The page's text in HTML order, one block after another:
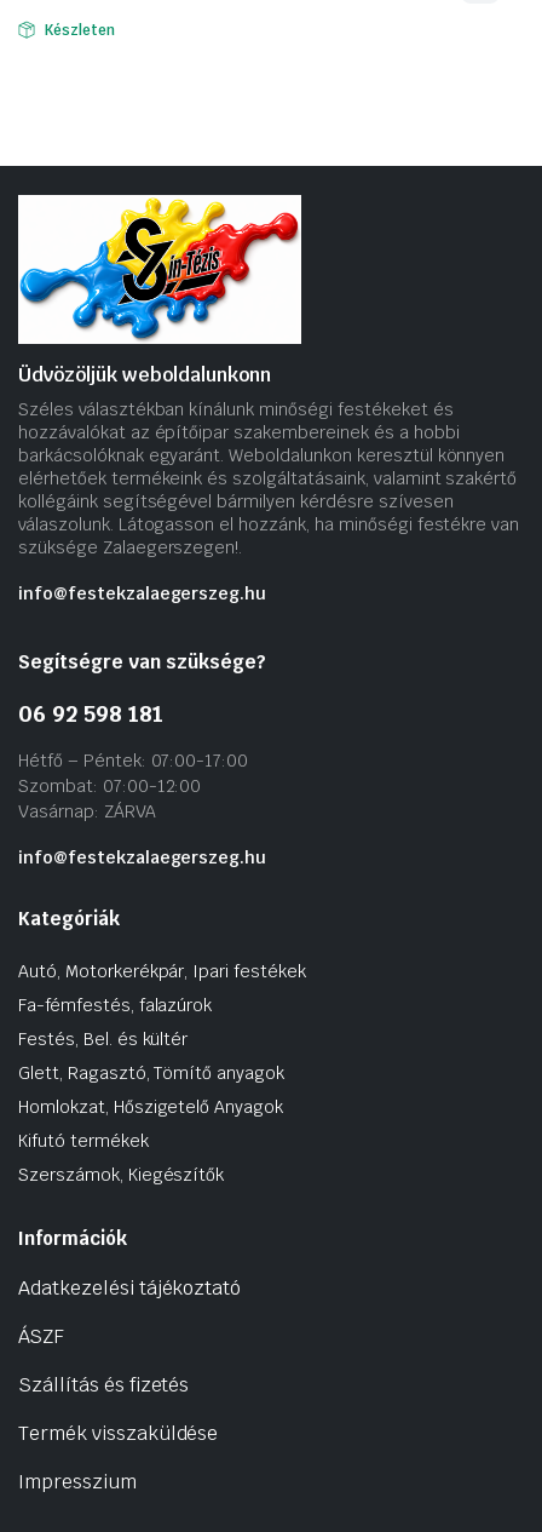
Készleten
Üdvözöljük weboldalunkonn
Széles választékban kínálunk minőségi festékeket és
hozzávalókat az építőipar szakembereinek és a hobbi
barkácsolóknak egyaránt. Weboldalunkon keresztül könnyen
elérhetőek termékeink és szolgáltatásaink, valamint szakértő
kollégáink segítségével bármilyen kérdésre szívesen
válaszolunk. Látogasson el hozzánk, ha minőségi festékre van
szüksége Zalaegerszegen!.
info@festekzalaegerszeg.hu
Segítségre van szüksége?
06 92 598 181
Hétfő – Péntek: 07:00-17:00
Szombat: 07:00-12:00
Vasárnap: ZÁRVA
info@festekzalaegerszeg.hu
Kategóriák
Autó, Motorkerékpár, Ipari festékek
Fa-fémfestés, falazúrok
Festés, Bel. és kültér
Glett, Ragasztó, Tömítő anyagok
Homlokzat, Hőszigetelő Anyagok
Kifutó termékek
Szerszámok, Kiegészítők
Információk
Adatkezelési tájékoztató
ÁSZF
Szállítás és fizetés
Termék visszaküldése
Impresszium